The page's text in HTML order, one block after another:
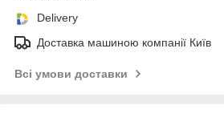
Delivery
Доставка машиною компанії Київ
Всі умови доставки